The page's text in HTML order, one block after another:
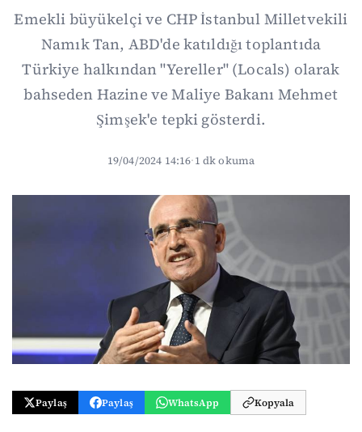
Emekli büyükelçi ve CHP İstanbul Milletvekili
Namık Tan, ABD'de katıldığı toplantıda
Türkiye halkından "Yereller" (Locals) olarak
bahseden Hazine ve Maliye Bakanı Mehmet
Şimşek'e tepki gösterdi.
19/04/2024 14:16·1 dk okuma
Paylaş Paylaş WhatsApp Kopyala